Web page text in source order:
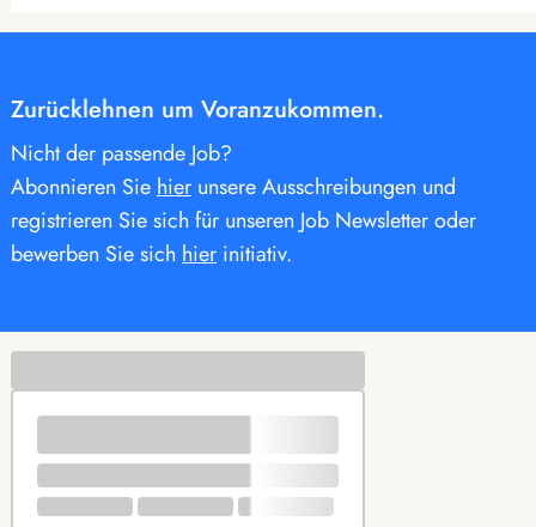
Zurücklehnen um Voranzukommen.
Nicht der passende Job?
Abonnieren Siehierunsere Ausschreibungen und
registrieren Sie sich für unseren Job Newsletter oder
bewerben Sie sich hierinitiativ.